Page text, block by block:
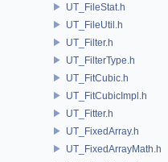
UT_FileStat.h
UT_FileUtil.h
UT_Filter.h
UT_FilterType.h
UT_FitCubic.h
UT_FitCubicImpl.h
UT_Fitter.h
UT_FixedArray.h
UT_FixedArrayMath.h